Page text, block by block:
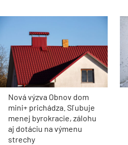
Nová výzva Obnov dom
mini+ prichádza. Sľubuje
menej byrokracie, zálohu
aj dotáciu na výmenu
strechy